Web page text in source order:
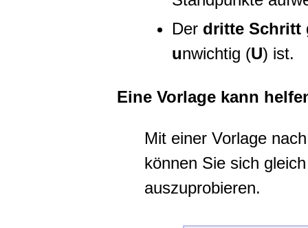
Der dritte Schritt
unwichtig (U) ist.
Eine Vorlage kann
Mit einer Vorlage
können Sie sich
auszuprobieren.